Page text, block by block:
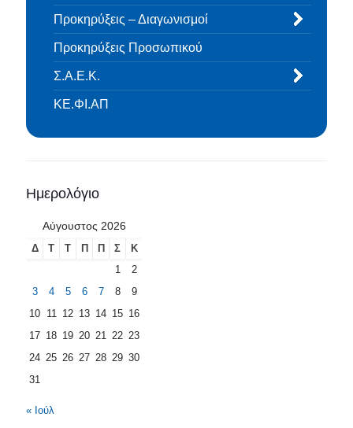
Προκηρύξεις – Διαγωνισμοί
Προκηρύξεις Προσωπικού
Σ.Α.Ε.Κ.
ΚΕ.ΦΙ.ΑΠ
Ημερολόγιο
Αύγουστος 2026
Δ Τ Τ Π Π Σ
Κ
1
2
3
4 5 6 7 8
9
10 11 12 13 14 15 16
17 18 19 20 21 22 23
24 25 26 27 28 29 30
31
« Ιούλ